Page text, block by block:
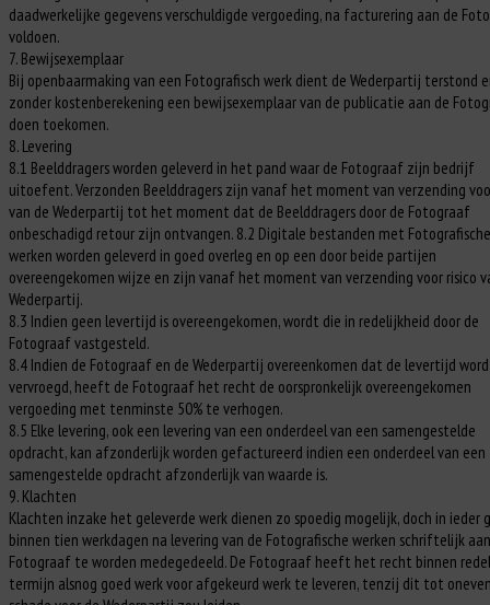
daadwerkelijke gegevens verschuldigde vergoeding, na facturering aan de
voldoen.
7. Bewijsexemplaar
Bij openbaarmaking van een Fotografisch werk dient de Wederpartij terstond
zonder kostenberekening een bewijsexemplaar van de publicatie aan de
doen toekomen.
8. Levering
8.1 Beelddragers worden geleverd in het pand waar de Fotograaf zijn bedrijf
uitoefent. Verzonden Beelddragers zijn vanaf het moment van verzending
van de Wederpartij tot het moment dat de Beelddragers door de Fotograaf
onbeschadigd retour zijn ontvangen. 8.2 Digitale bestanden met Fotografische
werken worden geleverd in goed overleg en op een door beide partijen
overeengekomen wijze en zijn vanaf het moment van verzending voor risico
Wederpartij.
8.3 Indien geen levertijd is overeengekomen, wordt die in redelijkheid door de
Fotograaf vastgesteld.
8.4 Indien de Fotograaf en de Wederpartij overeenkomen dat de levertijd
vervroegd, heeft de Fotograaf het recht de oorspronkelijk overeengekomen
vergoeding met tenminste 50% te verhogen.
8.5 Elke levering, ook een levering van een onderdeel van een samengestelde
opdracht, kan afzonderlijk worden gefactureerd indien een onderdeel van een
samengestelde opdracht afzonderlijk van waarde is.
9. Klachten
Klachten inzake het geleverde werk dienen zo spoedig mogelijk, doch in ieder
binnen tien werkdagen na levering van de Fotografische werken schriftelijk
Fotograaf te worden medegedeeld. De Fotograaf heeft het recht binnen
termijn alsnog goed werk voor afgekeurd werk te leveren, tenzij dit tot